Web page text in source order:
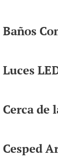
Baños
Luces
Cerca de
Cesped